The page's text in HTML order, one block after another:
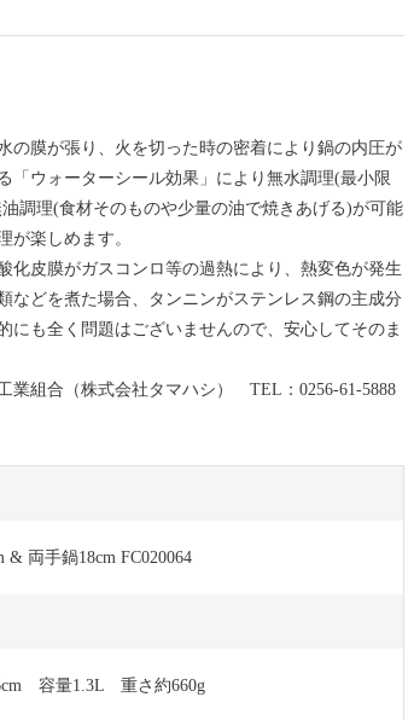
の膜が張り、火を切った時の密着により鍋の内圧が
「ウォーターシール効果」により無水調理(最小限
調理(食材そのものや少量の油で焼きあげる)が可能
が楽しめます。
皮膜がガスコンロ等の過熱により、熱変色が発生
などを煮た場合、タンニンがステンレス鋼の主成分
にも全く問題はございませんので、安心してそのま
業組合（株式会社タマハシ） TEL：0256-61-5888
& 両手鍋18cm FC020064
　容量1.3L　重さ約660g